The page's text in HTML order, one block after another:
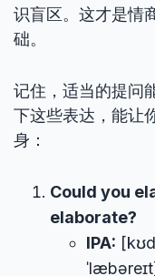
识盲区。这才是情
础。
记住，适当的提问
下这些表达，能让
身：
Could you
elaborate?
IPA:
ˈlæbəreɪt]